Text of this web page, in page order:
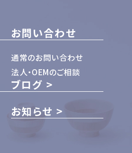
お問い合わせ
通常のお問い合わせ
法人・OEMのご相談
ブログ
お知らせ